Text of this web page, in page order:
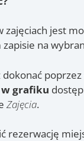
zajęciach jest
na
dokonać poprzez
w grafiku
Zajęcia.
rezerwację